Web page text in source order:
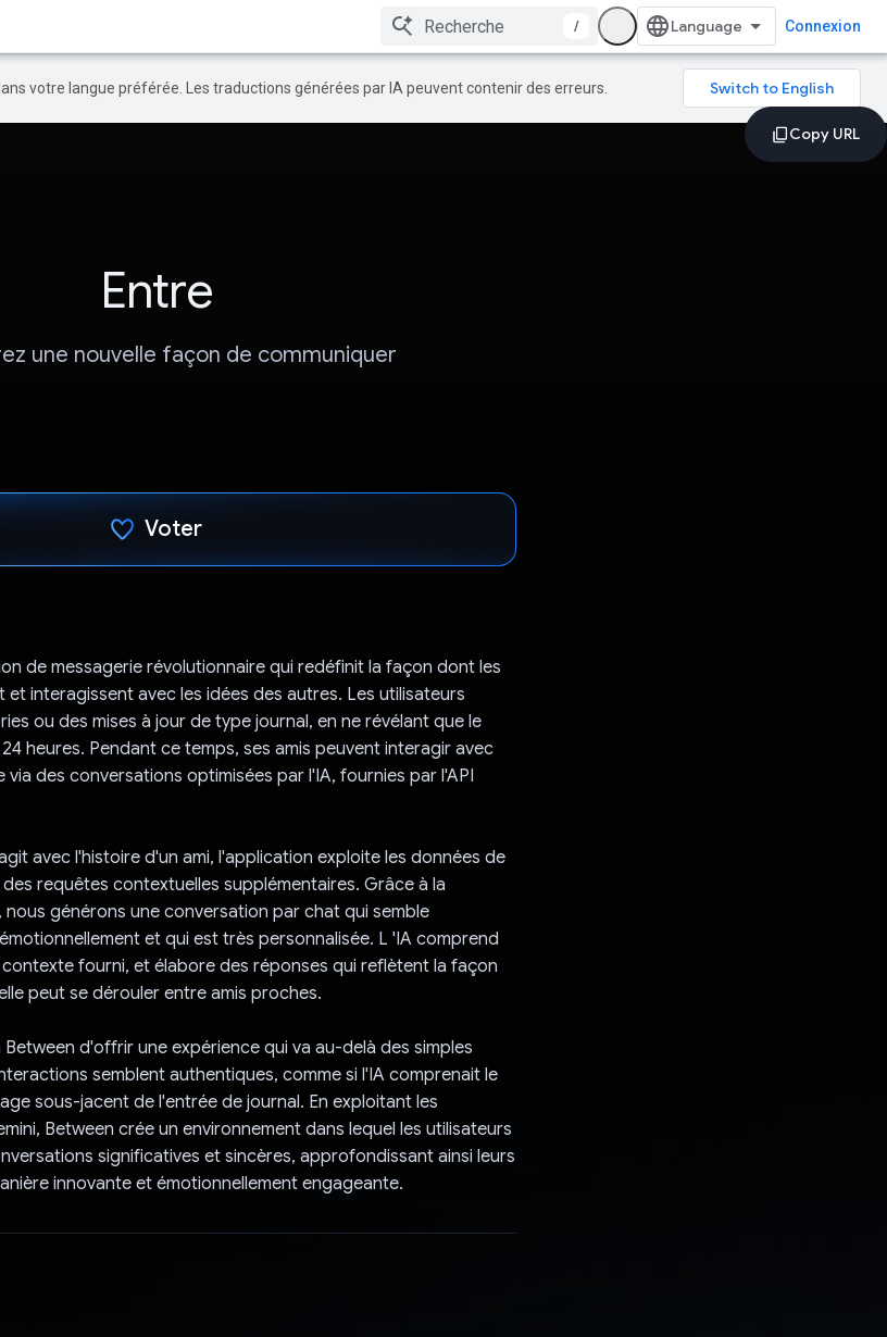
/ Connexion
votre langue préférée. Les traductions générées par IA peuvent contenir des erreurs.
Entre
une nouvelle façon de communiquer
Voter
de messagerie révolutionnaire qui redéfinit la façon dont les
et interagissent avec les idées des autres. Les utilisateurs
ou des mises à jour de type journal, en ne révélant que le
heures. Pendant ce temps, ses amis peuvent interagir avec
via des conversations optimisées par l'IA, fournies par l'API
avec l'histoire d'un ami, l'application exploite les données de
des requêtes contextuelles supplémentaires. Grâce à la
nous générons une conversation par chat qui semble
et qui est très personnalisée. L 'IA comprend
fourni, et élabore des réponses qui reflètent la façon
peut se dérouler entre amis proches.
d'offrir une expérience qui va au-delà des simples
semblent authentiques, comme si l'IA comprenait le
sous-jacent de l'entrée de journal. En exploitant les
Between crée un environnement dans lequel les utilisateurs
significatives et sincères, approfondissant ainsi leurs
innovante et émotionnellement engageante.